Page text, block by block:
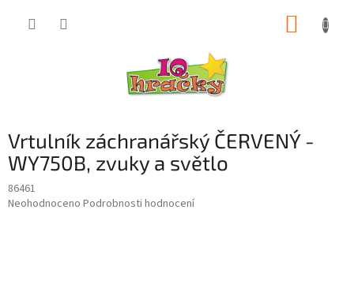
Vrtulník záchranářský ČERVENÝ -
WY750B, zvuky a světlo
86461
Průměrné
Neohodnoceno Podrobnosti hodnocení